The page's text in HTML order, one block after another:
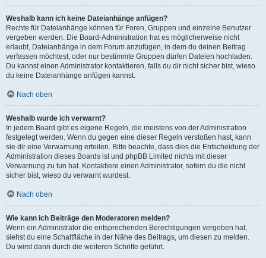
Weshalb kann ich keine Dateianhänge anfügen?
Rechte für Dateianhänge können für Foren, Gruppen und einzelne Benutzer
vergeben werden. Die Board-Administration hat es möglicherweise nicht
erlaubt, Dateianhänge in dem Forum anzufügen, in dem du deinen Beitrag
verfassen möchtest, oder nur bestimmte Gruppen dürfen Dateien hochladen.
Du kannst einen Administrator kontaktieren, falls du dir nicht sicher bist, wieso
du keine Dateianhänge anfügen kannst.
Nach oben
Weshalb wurde ich verwarnt?
In jedem Board gibt es eigene Regeln, die meistens von der Administration
festgelegt werden. Wenn du gegen eine dieser Regeln verstoßen hast, kann
sie dir eine Verwarnung erteilen. Bitte beachte, dass dies die Entscheidung der
Administration dieses Boards ist und phpBB Limited nichts mit dieser
Verwarnung zu tun hat. Kontaktiere einen Administrator, sofern du die nicht
sicher bist, wieso du verwarnt wurdest.
Nach oben
Wie kann ich Beiträge den Moderatoren melden?
Wenn ein Administrator die entsprechenden Berechtigungen vergeben hat,
siehst du eine Schaltfläche in der Nähe des Beitrags, um diesen zu melden.
Du wirst dann durch die weiteren Schritte geführt.